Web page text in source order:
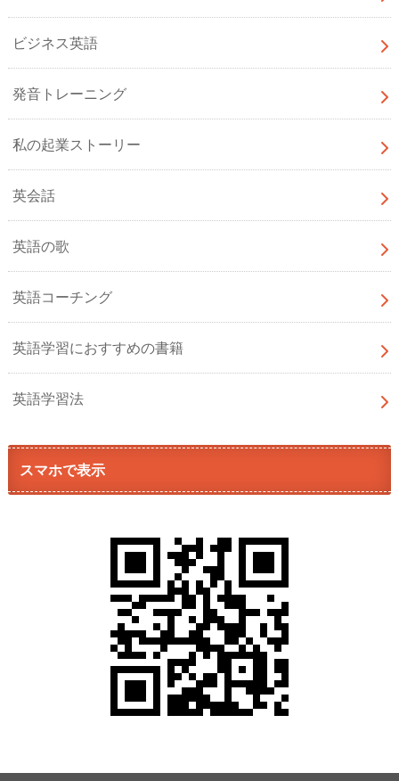
ビジネス英語
発音トレーニング
私の起業ストーリー
英会話
英語の歌
英語コーチング
英語学習におすすめの書籍
英語学習法
スマホで表示